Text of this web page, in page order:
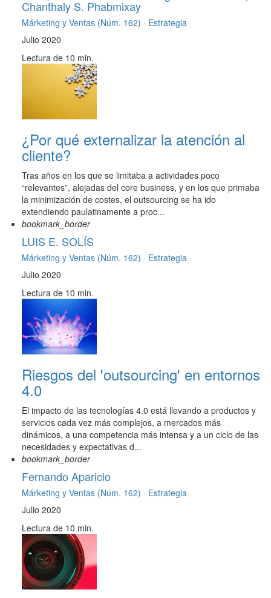
Chanthaly S. Phabmixay
Márketing y Ventas (Núm. 162) · Estrategia
Julio 2020
Lectura de 10 min.
¿Por qué externalizar la atención al
cliente?
Tras años en los que se limitaba a actividades poco
“relevantes”, alejadas del core business, y en los que primaba
la minimización de costes, el outsourcing se ha ido
extendiendo paulatinamente a proc...
bookmark_border
LUIS E. SOLÍS
Márketing y Ventas (Núm. 162) · Estrategia
Julio 2020
Lectura de 10 min.
Riesgos del 'outsourcing' en entornos
4.0
El impacto de las tecnologías 4.0 está llevando a productos y
servicios cada vez más complejos, a mercados más
dinámicos, a una competencia más intensa y a un ciclo de las
necesidades y expectativas d...
bookmark_border
Fernando Aparicio
Márketing y Ventas (Núm. 162) · Estrategia
Julio 2020
Lectura de 10 min.